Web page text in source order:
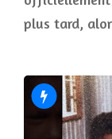
plus tard,